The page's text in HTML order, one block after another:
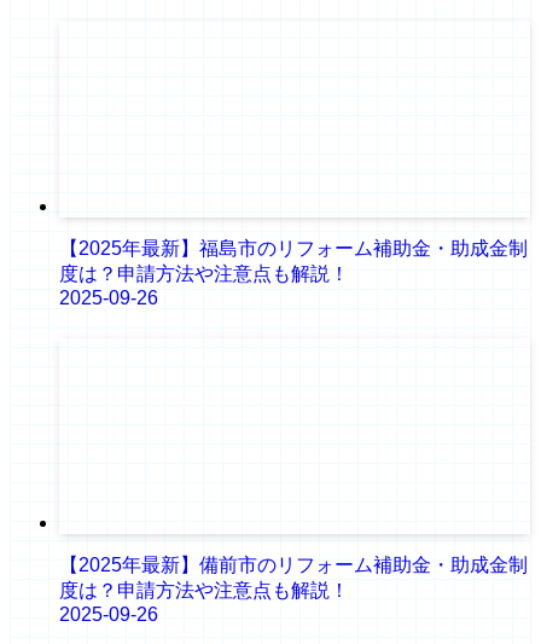
【2025年最新】福島市のリフォーム補助金・助成金制
度は？申請方法や注意点も解説！
2025-09-26
【2025年最新】備前市のリフォーム補助金・助成金制
度は？申請方法や注意点も解説！
2025-09-26